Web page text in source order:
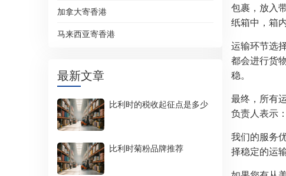
加拿大寄香港
马来西亚寄香港
最新文章
比利时的税收起征点是多少
比利时菊粉品牌推荐
包裹，放入
纸箱中，箱
运输环节选
都会进行货
稳。
最终，所有
负责人表示
我们的服务
择稳定的运